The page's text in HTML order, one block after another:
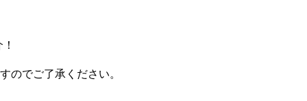
のでご了承ください。